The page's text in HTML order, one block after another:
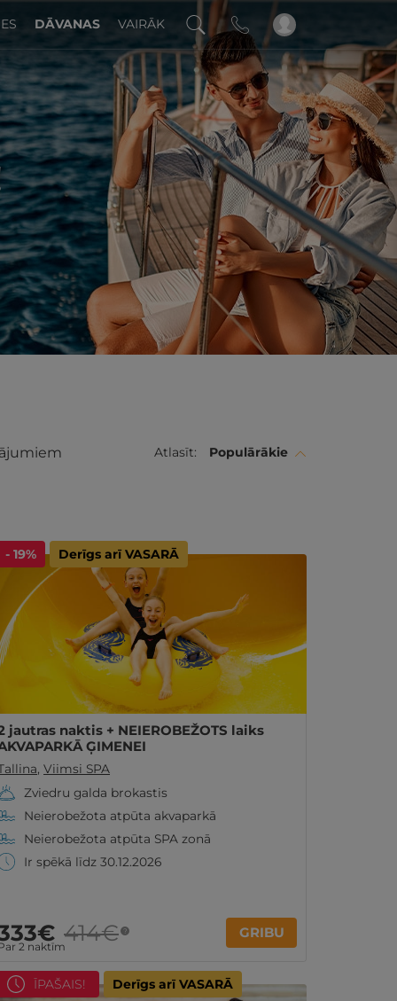
DĀVANAS VAIRĀK
Atlasīt: Populārākie
- 19% Derīgs arī VASARĀ
jautras naktis + NEIEROBEŽOTS laiks
ĢIMENEI
, Viimsi SPA
Zviedru galda brokastis
Neierobežota atpūta akvaparkā
Neierobežota atpūta SPA zonā
Ir spēkā līdz 30.12.2026
2 naktīm
414€ ? GRIBU
ĪPAŠAIS! Derīgs arī VASARĀ